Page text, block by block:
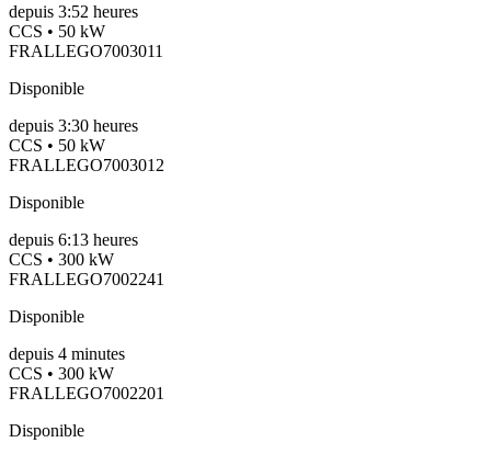
depuis 3:52 heures
CCS • 50 kW
FRALLEGO7003011
Disponible
depuis 3:30 heures
CCS • 50 kW
FRALLEGO7003012
Disponible
depuis 6:13 heures
CCS • 300 kW
FRALLEGO7002241
Disponible
depuis 4 minutes
CCS • 300 kW
FRALLEGO7002201
Disponible